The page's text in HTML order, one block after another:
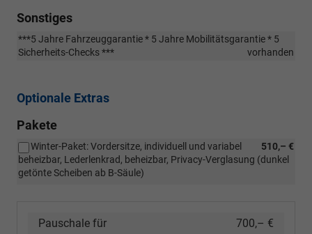
Sonstiges
***5 Jahre Fahrzeuggarantie * 5 Jahre Mobilitätsgarantie * 5
Sicherheits-Checks ***
vorhanden
Optionale Extras
Pakete
510,– €
Winter-Paket: Vordersitze, individuell und variabel
beheizbar, Lederlenkrad, beheizbar, Privacy-Verglasung (dunkel
getönte Scheiben ab B-Säule)
Pauschale für
700,– €